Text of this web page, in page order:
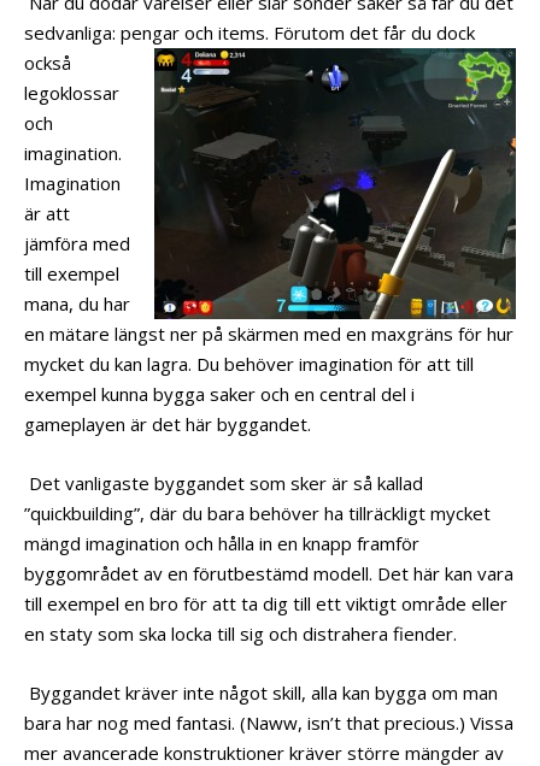
sedvanliga: pengar och items. Förutom det får du dock
också
legoklossar
och
imagination.
Imagination
är att
jämföra med
till exempel
mana, du har
en mätare längst ner på skärmen med en maxgräns för hur
mycket du kan lagra. Du behöver imagination för att till
exempel kunna bygga saker och en central del i
gameplayen är det här byggandet.
Det vanligaste byggandet som sker är så kallad
”quickbuilding”, där du bara behöver ha tillräckligt mycket
mängd imagination och hålla in en knapp framför
byggområdet av en förutbestämd modell. Det här kan vara
till exempel en bro för att ta dig till ett viktigt område eller
en staty som ska locka till sig och distrahera fiender.
Byggandet kräver inte något skill, alla kan bygga om man
bara har nog med fantasi. (Naww, isn’t that precious.) Vissa
mer avancerade konstruktioner kräver större mängder av